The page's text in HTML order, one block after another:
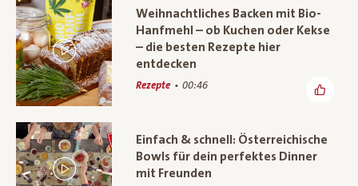
Weihnachtliches Backen mit Bio-
Hanfmehl – ob Kuchen oder Kekse
– die besten Rezepte hier
entdecken
Rezepte 00:46
Einfach & schnell: Österreichische
Bowls für dein perfektes Dinner
mit Freunden